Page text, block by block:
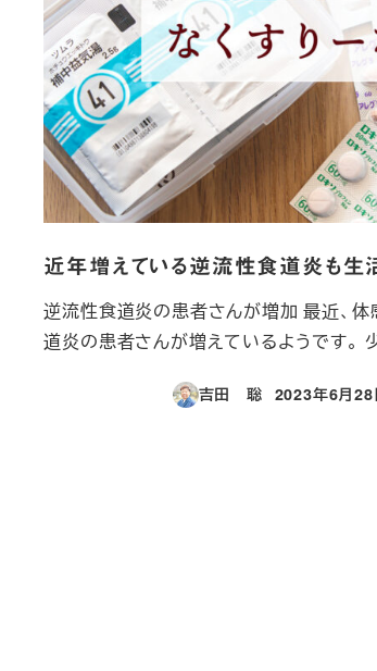
近年増えている逆流性食道炎も生
逆流性食道炎の患者さんが増加 最近、
道炎の患者さんが増えているようです。
吉田 聡
投稿日
2023年6月28